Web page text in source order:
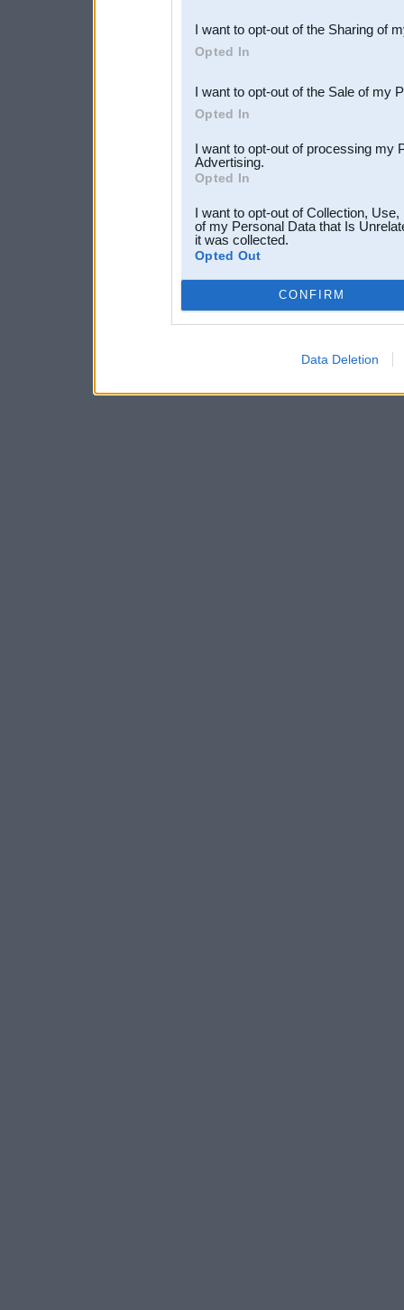
Downstream Participants
third parties.
I want to opt-out of the Sharing of
Opted In
I want to opt-out of the Sale of my
Opted In
I want to opt-out of processing my
Advertising.
Opted In
I want to opt-out of Collection,
of my Personal Data that Is
it was collected.
Opted Out
CONFIRM
Data Deletion